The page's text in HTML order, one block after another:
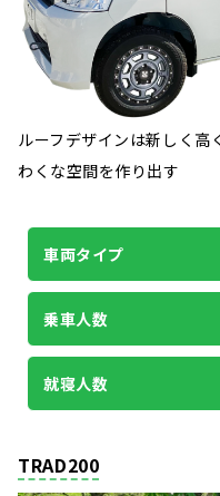
ルーフデザインは新しく高
わくな空間を作り出す
車両タイプ
乗車人数
就寝人数
TRAD200